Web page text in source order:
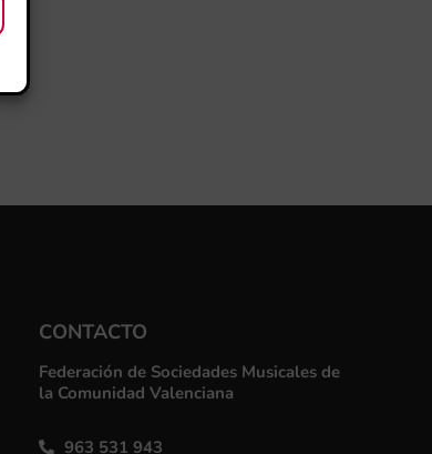
CONTACTO
Federación de Sociedades Musicales de
la Comunidad Valenciana
963 531 943